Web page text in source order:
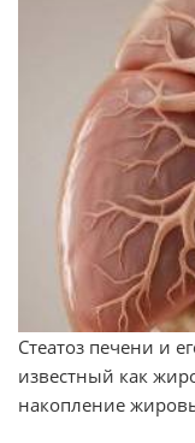
Стеатоз печени и
известный как
накопление